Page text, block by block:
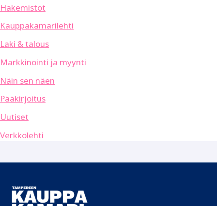
Hakemistot
Kauppakamarilehti
Laki & talous
Markkinointi ja myynti
Näin sen näen
Pääkirjoitus
Uutiset
Verkkolehti